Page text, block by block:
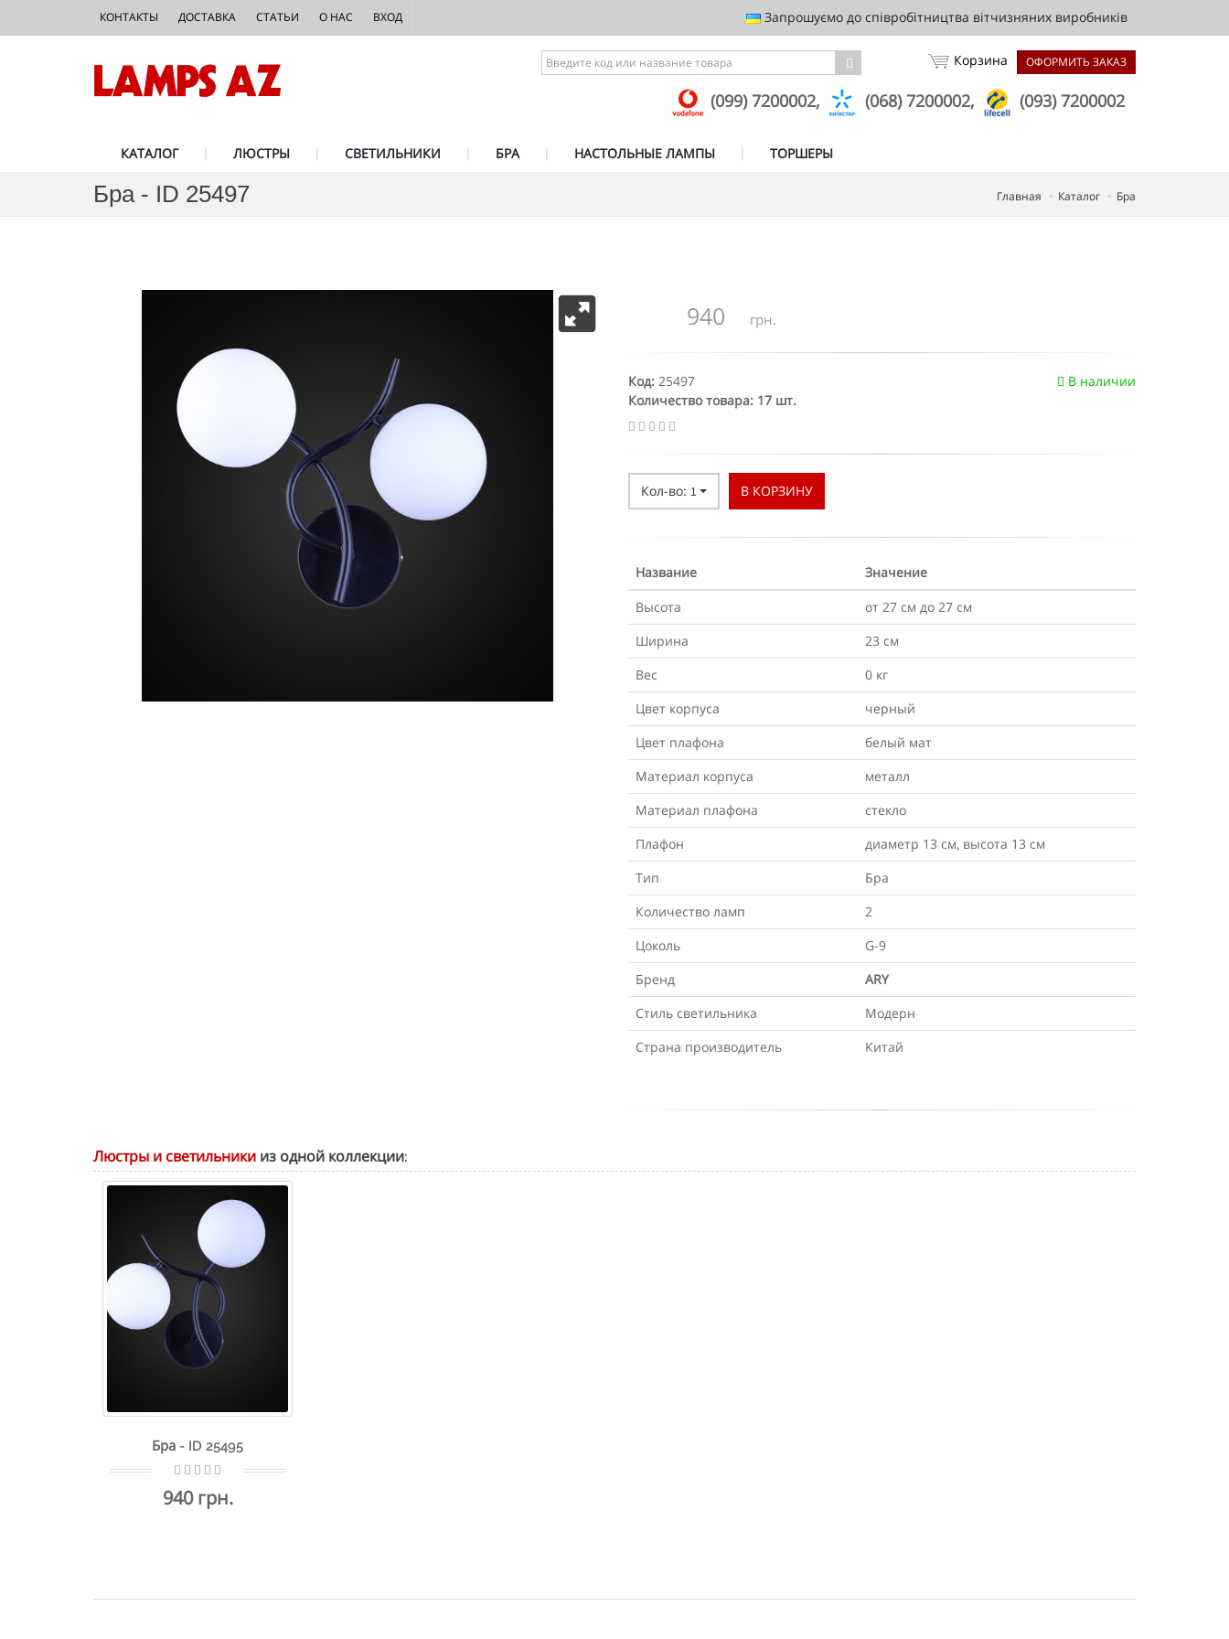
Запрошуємо до співробітництва вітчизняних виробників
КОНТАКТЫ ДОСТАВКА СТАТЬИ О НАС ВХОД
ОФОРМИТЬ ЗАКАЗ
Корзина
(099) 7200002, (068) 7200002, (093) 7200002
КАТАЛОГ ЛЮСТРЫ СВЕТИЛЬНИКИ БРА НАСТОЛЬНЫЕ ЛАМПЫ ТОРШЕРЫ
Бра - ID 25497 Главная Каталог Бра
940 грн.
В наличии
Код: 25497
Количество товара: 17 шт.
Кол-во: 1 В КОРЗИНУ
Название
Значение
Высота
от 27 см до 27 см
Ширина
23 см
Вес
0 кг
Цвет корпуса
черный
Цвет плафона
белый мат
Материал корпуса
металл
Материал плафона
стекло
Плафон
диаметр 13 см, высота 13 см
Тип
Бра
Количество ламп
2
Цоколь
G-9
Бренд
ARY
Стиль светильника
Модерн
Страна производитель
Китай
Люстры и светильники из одной коллекции:
Бра - ID 25495
940 грн.